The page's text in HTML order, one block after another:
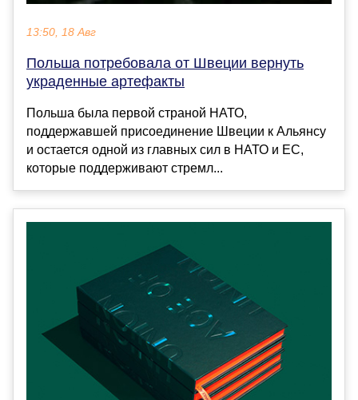
13:50, 18 Авг
Польша потребовала от Швеции вернуть
украденные артефакты
Польша была первой страной НАТО,
поддержавшей присоединение Швеции к Альянсу
и остается одной из главных сил в НАТО и ЕС,
которые поддерживают стремл...